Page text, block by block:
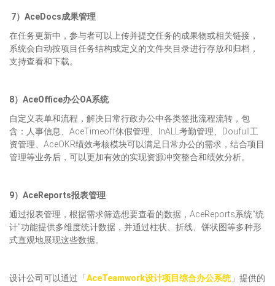
7）AceDocs成果管理
在任务更新中，参与者可以上传并提交任务的成果物或相关链接，
系统会自动按项目任务结构或定义的文件夹目录进行存放和归档，
支持查看和下载。
8） AceOffice办公OA系统
自定义表单和流程，解决日常行政办公中各类签批流程流转，包
含：人事信息、AceTimeoff休假管理、InALL考勤管理、Doufull工
资管理、AceOKR绩效考核模块可以满足日常办公的需求，结合项目
管理等业务后，可以更加有效的实现资源冲突整合和绩效分析。
9）AceReports报表管理
通过报表管理，根据需求筛选想要查看的数据，AceReports系统“统
计”功能提供多维度统计数据，并通过柱状、折线、饼状图等多种形
式直观地展现这些数据。
设计公司可以通过「 AceTeamwork设计项目综合办公系统」提供的